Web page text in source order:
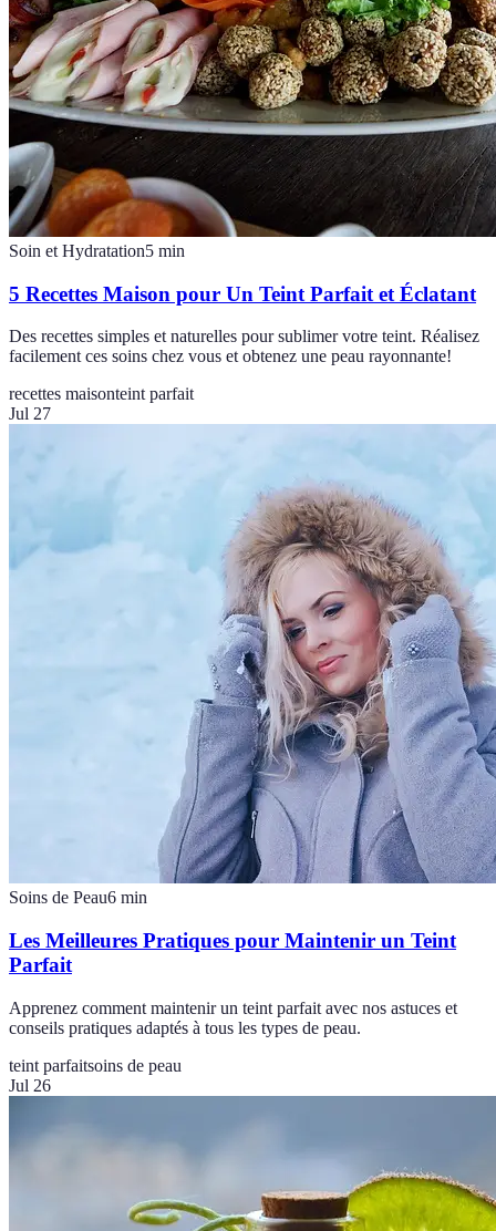
Soin et Hydratation5 min
5 Recettes Maison pour Un Teint Parfait et Éclatant
Des recettes simples et naturelles pour sublimer votre teint. Réalisez
facilement ces soins chez vous et obtenez une peau rayonnante!
recettes maisonteint parfait
Jul 27
Soins de Peau6 min
Les Meilleures Pratiques pour Maintenir un Teint
Parfait
Apprenez comment maintenir un teint parfait avec nos astuces et
conseils pratiques adaptés à tous les types de peau.
teint parfaitsoins de peau
Jul 26